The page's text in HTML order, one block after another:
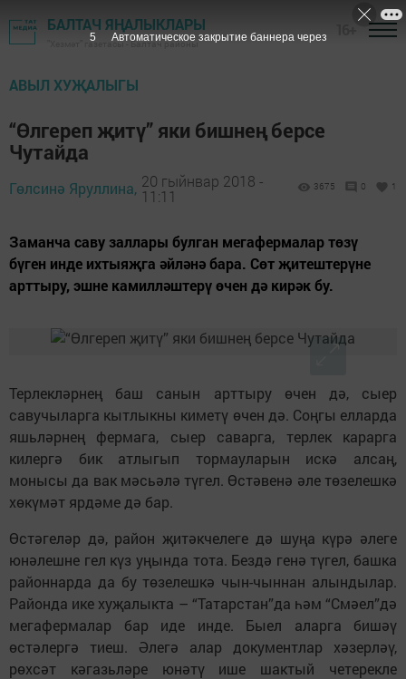
БАЛТАЧ ЯҢАЛЫКЛАРЫ
"Хезмәт" газетасы - Балтач районы
АВЫЛ ХУҖАЛЫГЫ
“Өлгереп җитү” яки бишнең берсе
Чутайда
Гөлсинә Яруллина, 20 гыйнвар 2018 -
11:11
3675 0 1
Заманча саву заллары булган мегафермалар төзү
бүген инде ихтыяҗга әйләнә бара. Сөт җитештерүне
арттыру, эшне камилләштерү өчен дә кирәк бу.
Терлекләрнең баш санын арттыру өчен дә, сыер
савучыларга кытлыкны киметү өчен дә. Соңгы елларда
яшьләрнең фермага, сыер саварга, терлек карарга
килергә бик атлыгып тормауларын искә алсаң,
монысы да вак мәсьәлә түгел. Өстәвенә әле төзелешкә
хөкүмәт ярдәме дә бар.
Өстәгеләр дә, район җитәкчелеге дә шуңа күрә әлеге
юнәлешне гел күз уңында тота. Бездә генә түгел, башка
районнарда да бу төзелешкә чын-чыннан алындылар.
Районда ике хуҗалыкта – “Татарстан”да һәм “Смәел”дә
мегафермалар бар иде инде. Быел аларга бишәү
өстәлергә тиеш. Әлегә алар документлар хәзерләү,
рөхсәт кәгазьләре юнәтү ише шактый четерекле
4 Автоматическое закрытие баннера через